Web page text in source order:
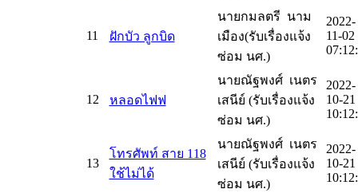
11 ฝักบัว ลูกบิด
นายกมลตรี นาม
เมือง(รับเรื่องแจ้ง
ซ่อม นศ.)
2022-
11-02
12 หลอดไฟฟ
นายณัฐพงศ์ เนตร
เสนีย์ (รับเรื่องแจ้ง
ซ่อม นศ.)
2022-
10-21
13
โทรศัพท์ สาย 118
ใช้ไม่ได้
นายณัฐพงศ์ เนตร
เสนีย์ (รับเรื่องแจ้ง
ซ่อม นศ.)
2022-
10-21